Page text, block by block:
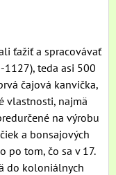
ťažiť a spracovávať
1127), teda asi 500
čajová kanvička,
vlastnosti, najmä
na výrobu
a bonsajových
po tom, čo sa v 17.
do koloniálnych